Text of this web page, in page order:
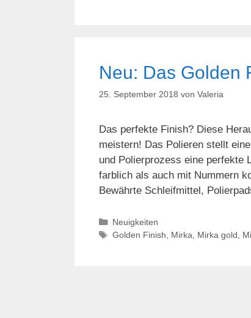
Neu: Das Golden
25. September 2018 von Valeria
Das perfekte Finish? Diese
meistern! Das Polieren stellt
und Polierprozess eine perfekte
farblich als auch mit Nummern
Bewährte Schleifmittel,
Kategorien
Neuigkeiten
Schlagwörter
Golden Finish Mirka Mirka gold